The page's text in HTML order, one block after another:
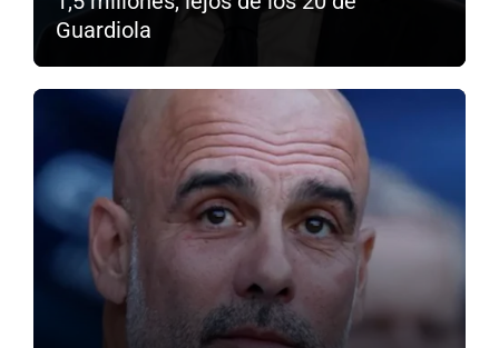
Guardiola